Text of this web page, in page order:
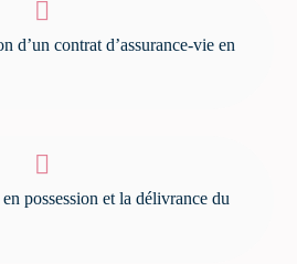
d’un contrat d’assurance-vie en
possession et la délivrance du